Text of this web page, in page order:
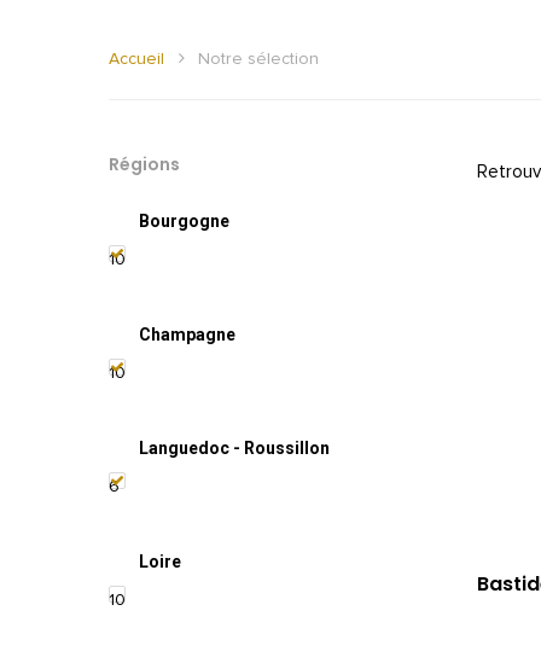
Accueil Notre sélection
Régions
Bourgogne
10
Champagne
10
Languedoc - Roussillon
6
Loire
10